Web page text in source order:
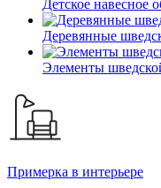
Детское навесное
Деревянные
Элементы
Примерка в интерьере